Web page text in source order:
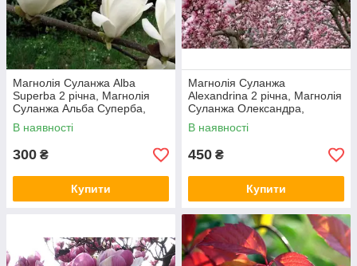
Магнолія Суланжа Alba
Superba 2 річна, Магнолія
Суланжа Альба Суперба,
Magnolia X soulangeana Alba
Superba
В наявності
300 ₴
Купити
Магнолія Суланжа
Alexandrina 2 річна, Магнолія
Суланжа Олександра,
Magnolia x Soulangeana
Alexandrina
В наявності
450 ₴
Купити